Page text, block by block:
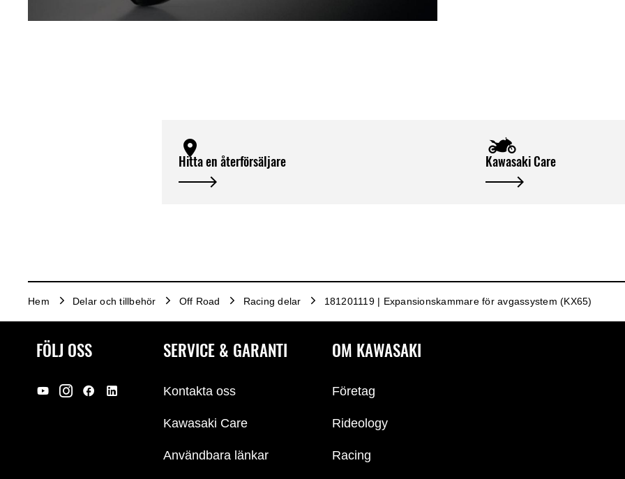
Hitta en återförsäljare Kawasaki Care
Hem Delar och tillbehör Off Road Racing delar 181201119 | Expansionskammare för avgassystem (KX65)
FÖLJ OSS SERVICE & GARANTI
Kontakta oss
Kawasaki Care
Användbara länkar
OM KAWASAKI
Företag
Rideology
Racing